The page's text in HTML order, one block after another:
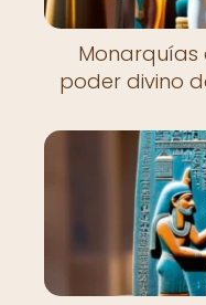
Monarquías
poder divino